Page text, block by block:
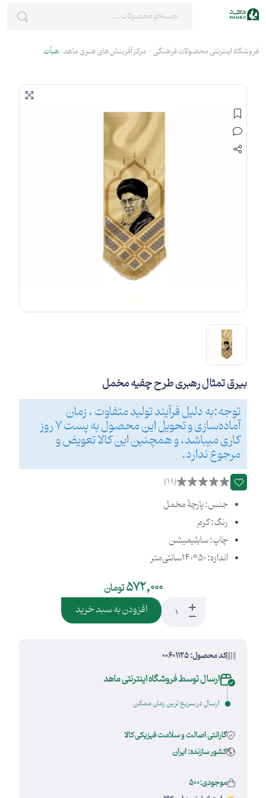
فروشگاه اینترنتی محصولات فرهنگی - مرکز آفرینش‌های هنری ماهد هیأت
بیرق تمثال رهبری طرح چفیه مخمل
توجه:به دلیل فرآیند تولید متفاوت ، زمان
آماده‌سازی و تحویل این محصول به پست 7 روز
کاری میباشد، و همچنین این کالا تعویض و
مرجوع ندارد.
(19)
جنس: پارچۀ مخمل
رنگ: کرم
چاپ: سابلیمیشن
اندازه: 50*140سانتی‌متر
572,000تومان
افزودن به سبد خرید
کد محصول: 00601125
ارسال توسط فروشگاه اینترنتی ماهد
ارسال در سریع ترین زمان ممکن
گارانتی اصالت و سلامت فیزیکی کالا
کشور سازنده: ایران
موجودی:500